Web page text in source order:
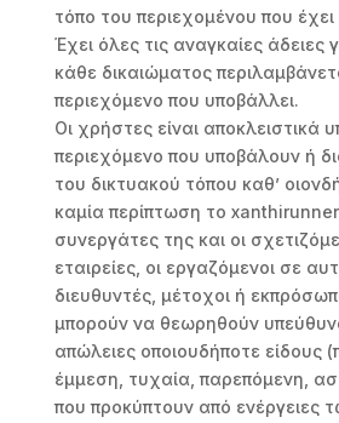
τόπο του περιεχομένου που έχει
Έχει όλες τις αναγκαίες άδειες
κάθε δικαιώματος
περιεχόμενο που υποβάλλει.
Οι χρήστες είναι αποκλειστικά
περιεχόμενο που υποβάλουν ή
του δικτυακού τόπου καθ’
καμία περίπτωση το
συνεργάτες της και οι
εταιρείες, οι εργαζόμενοι σε
διευθυντές, μέτοχοι ή
μπορούν να θεωρηθούν
απώλειες οποιουδήποτε είδους
έμμεση, τυχαία, παρεπόμενη,
που προκύπτουν από ενέργειες